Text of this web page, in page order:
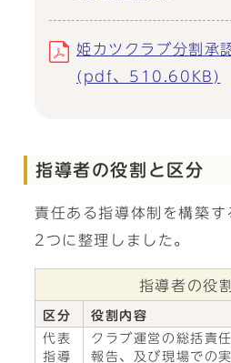
姫カツクラブ分割承
(pdf、510.60KB)
指導者の役割と区分
責任ある指導体制を構築
2つに整理しました。
指導者の役
区分
役割内容
代表
指導
クラブ運営の総括責
報告、及び現場での